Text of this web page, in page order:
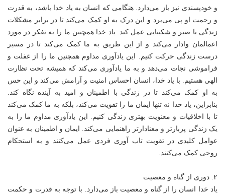
و خودپسندی نیز باز می‌دارد. هنگامی که انسان به یاد خدا باشد، به قدرت
و رحمت او پی می‌برد و این درک به او کمک می‌کند تا در برابر مشکلات
زندگی با صبر و شکیبایی عمل کند. یاد خدا همچنین ما را به تفکر در مورد
اعمالمان وادار می‌کند و از این طریق به ما کمک می‌کند تا در مسیر
درست زندگی حرکت کنیم. این یادآوری مداوم همچنین ما را از غفلت و
فراموشی نجات می‌دهد و به ما یادآوری می‌کند که همیشه تحت نظارت
الهی هستیم. با یاد خدا، انسان احساس امنیت و آرامش می‌کند و این حس
به او کمک می‌کند تا در زندگی با اطمینان و امید به آینده نگاه کند.
بنابراین، یاد خدا نه تنها ایمان ما را تقویت می‌کند، بلکه به ما کمک می‌کند
تا با اخلاقیات و معنویت بهتری زندگی کنیم. این یادآوری مداوم ما را به
یک زندگی پربارتر و معنادارتر راهنمایی می‌کند. ایمان و اطمینان به عنوان
عوامل کلیدی در تقویت تاب آوری فردی عمل می‌کنند و به استحکام
روحی کمک می‌کنند.
۲. دوری از گناه و معصیت
یاد خدا انسان را از گناه و معصیت باز می‌دارد. با توجه به قدرت و حکمت